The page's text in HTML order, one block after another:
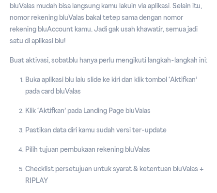
bluValas mudah bisa langsung kamu lakuin via aplikasi. Selain itu,
nomor rekening bluValas bakal tetep sama dengan nomor
rekening bluAccount kamu. Jadi gak usah khawatir, semua jadi
satu di aplikasi blu!
Buat aktivasi, sobatblu hanya perlu mengikuti langkah-langkah ini:
Buka aplikasi blu lalu slide ke kiri dan klik tombol ‘Aktifkan’
pada card bluValas
Klik ‘Aktifkan’ pada Landing Page bluValas
Pastikan data diri kamu sudah versi ter-update
Pilih tujuan pembukaan rekening bluValas
Checklist persetujuan untuk syarat & ketentuan bluValas +
RIPLAY